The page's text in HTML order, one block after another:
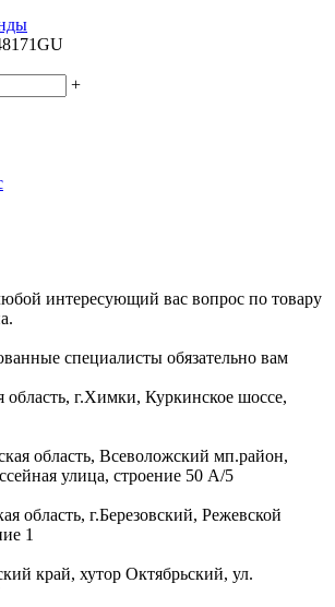
+
интересующий вас вопрос по товару
специалисты обязательно вам
область, г.Химки, Куркинское шоссе,
область, Всеволожский мп.район,
улица, строение 50 А/5
область, г.Березовский, Режевской
1
край, хутор Октябрьский, ул.